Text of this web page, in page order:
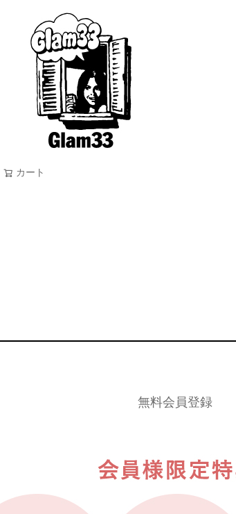
カート
無料会員登録